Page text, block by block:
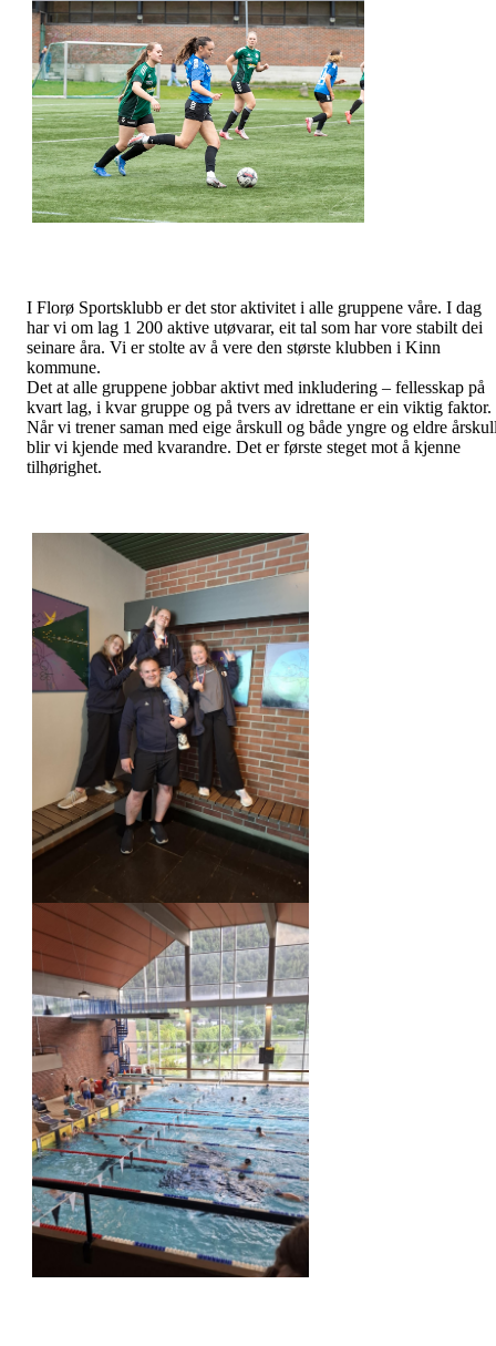
I Florø Sportsklubb er det stor aktivitet i alle gruppene våre. I dag
har vi om lag 1 200 aktive utøvarar, eit tal som har vore stabilt dei
seinare åra. Vi er stolte av å vere den største klubben i Kinn
kommune.
Det at alle gruppene jobbar aktivt med inkludering – fellesskap på
kvart lag, i kvar gruppe og på tvers av idrettane er ein viktig faktor.
Når vi trener saman med eige årskull og både yngre og eldre
blir vi kjende med kvarandre. Det er første steget mot å kjenne
tilhørighet.